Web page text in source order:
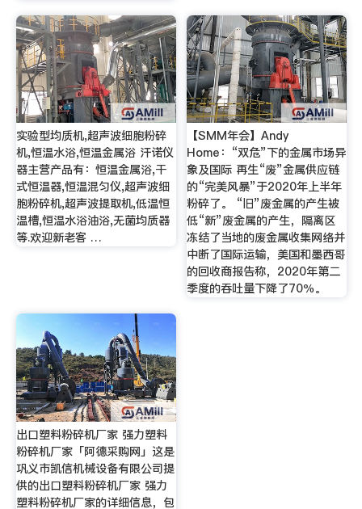
实验型均质机,超声波细胞粉碎
机,恒温水浴,恒温金属浴 汗诺仪
器主营产品有：恒温金属浴,干
式恒温器,恒温混匀仪,超声波细
胞粉碎机,超声波提取机,低温恒
温槽,恒温水浴油浴,无菌均质器
等.欢迎新老客 …
【SMM年会】Andy
Home：“双危”下的金属市场异
象及国际 再生“废”金属供应链
的“完美风暴”于2020年上半年
粉碎了。 “旧”废金属的产生被
低“新”废金属的产生，隔离区
冻结了当地的废金属收集网络并
中断了国际运输，美国和墨西哥
的回收商报告称，2020年第二
季度的吞吐量下降了70％。
出口塑料粉碎机厂家 强力塑料
粉碎机厂家「阿德采购网」这是
巩义市凯信机械设备有限公司提
供的出口塑料粉碎机厂家 强力
塑料粉碎机厂家的详细信息，包